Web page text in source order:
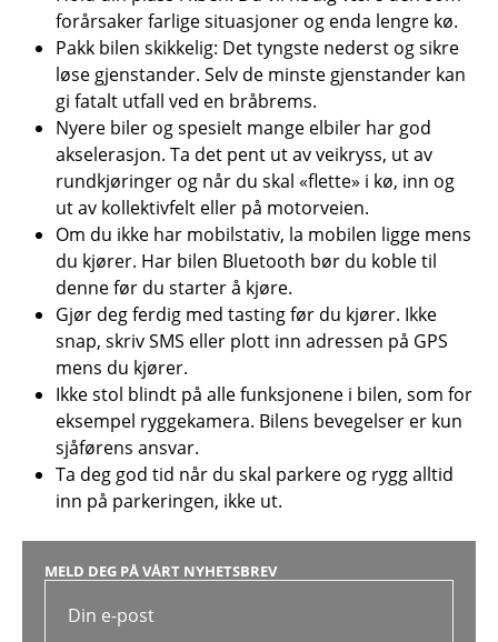
forårsaker farlige situasjoner og enda lengre kø.
Pakk bilen skikkelig: Det tyngste nederst og sikre
løse gjenstander. Selv de minste gjenstander kan
gi fatalt utfall ved en bråbrems.
Nyere biler og spesielt mange elbiler har god
akselerasjon. Ta det pent ut av veikryss, ut av
rundkjøringer og når du skal «flette» i kø, inn og
ut av kollektivfelt eller på motorveien.
Om du ikke har mobilstativ, la mobilen ligge mens
du kjører. Har bilen Bluetooth bør du koble til
denne før du starter å kjøre.
Gjør deg ferdig med tasting før du kjører. Ikke
snap, skriv SMS eller plott inn adressen på GPS
mens du kjører.
Ikke stol blindt på alle funksjonene i bilen, som for
eksempel ryggekamera. Bilens bevegelser er kun
sjåførens ansvar.
Ta deg god tid når du skal parkere og rygg alltid
inn på parkeringen, ikke ut.
MELD DEG PÅ VÅRT NYHETSBREV